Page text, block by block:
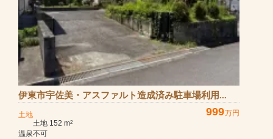
伊東市宇佐美・アスファルト造成済み駐車場利用...
土地 999万円
土地 152 m2
温泉不可